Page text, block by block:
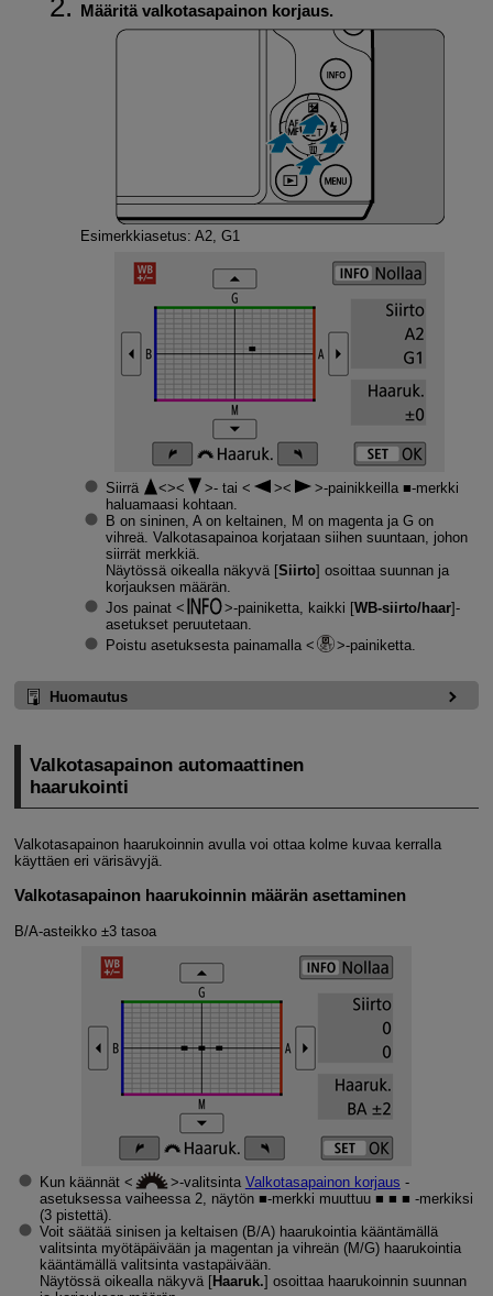
Määritä valkotasapainon korjaus.
Esimerkkiasetus: A2, G1
Siirrä - tai
-painikkeilla ■-merkki
haluamaasi kohtaan.
B on sininen, A on keltainen, M on magenta ja G on
vihreä. Valkotasapainoa korjataan siihen suuntaan, johon
siirrät merkkiä.
Näytössä oikealla näkyvä [Siirto] osoittaa suunnan ja
korjauksen määrän.
Jos painat
-painiketta, kaikki [WB-siirto/haar]-
asetukset peruutetaan.
Poistu asetuksesta painamalla
-painiketta.
Huomautus
Valkotasapainon automaattinen
haarukointi
Valkotasapainon haarukoinnin avulla voi ottaa kolme kuvaa kerralla
käyttäen eri värisävyjä.
Valkotasapainon haarukoinnin määrän asettaminen
B/A-asteikko ±3 tasoa
Kun käännät -valitsinta Valkotasapainon korjaus -
asetuksessa vaiheessa 2, näytön ■-merkki muuttuu ■ ■ ■ ‑merkiksi
(3 pistettä).
Voit säätää sinisen ja keltaisen (B/A) haarukointia kääntämällä
valitsinta myötäpäivään ja magentan ja vihreän (M/G) haarukointia
kääntämällä valitsinta vastapäivään.
Näytössä oikealla näkyvä [Haaruk.] osoittaa haarukoinnin suunnan